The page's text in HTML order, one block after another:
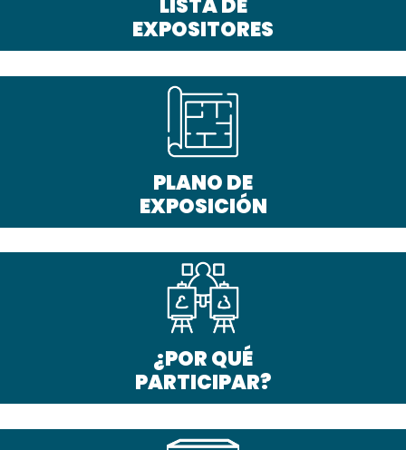
LISTA DE
EXPOSITORES
PLANO DE
EXPOSICIÓN
¿POR QUÉ
PARTICIPAR?